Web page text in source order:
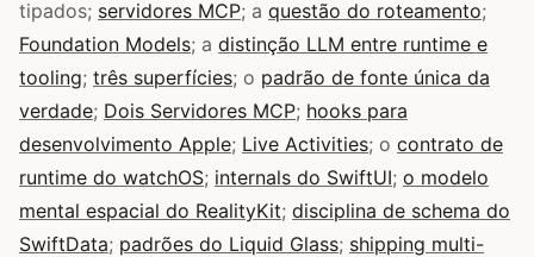
tipados; servidores MCP; a questão do roteamento;
Foundation Models; a distinção LLM entre runtime e
tooling; três superfícies; o padrão de fonte única da
verdade; Dois Servidores MCP; hooks para
desenvolvimento Apple; Live Activities; o contrato de
runtime do watchOS; internals do SwiftUI; o modelo
mental espacial do RealityKit; disciplina de schema do
SwiftData; padrões do Liquid Glass; shipping multi-